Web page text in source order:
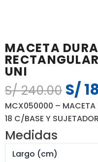
MACETA
UNI
S/240.00 El
S/
S/
MCX050000 – MACETA
18 C/BASE Y SUJETADOR
Medidas
Largo (cm)